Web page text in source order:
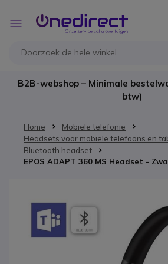
Toggle
Nav
B2B-webshop – Minimale
btw)
Home
Mobiele telefonie
Headsets voor mobiele telefoons en
Bluetooth headset
EPOS ADAPT 360 MS Headset -